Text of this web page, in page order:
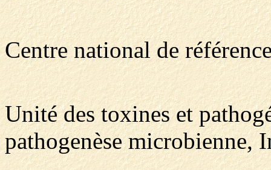
Centre national de
Unité des toxines et
pathogenèse microbienne,